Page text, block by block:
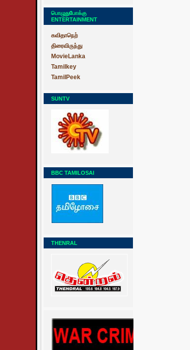
பொழுதுபோக்கு
ENTERTAINMENT
கவிதாநெற்
திரைவிருந்து
MovieLanka
Tamilkey
TamilPeek
SUNTV
BBC TAMILOSAI
THENRAL